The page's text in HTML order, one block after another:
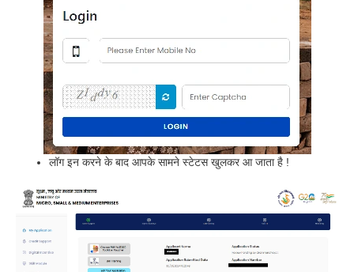
लॉग इन करने के बाद आपके सामने स्टेटस खुलकर आ जाता है !